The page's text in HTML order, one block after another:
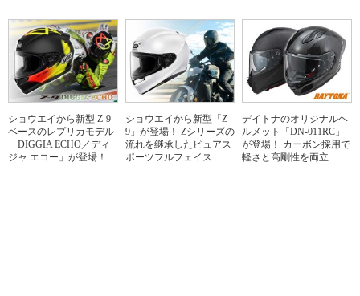
ショウエイから新型 Z-9
ベースのレプリカモデル
「DIGGIA ECHO／ディ
ジャ エコー」が登場！
ショウエイから新型「Z-
9」が登場！ Zシリーズの
流れを継承したピュアス
ポーツフルフェイス
デイトナのオリジナルヘ
ルメット「DN-011RC」
が登場！ カーボン採用で
軽さと高剛性を両立